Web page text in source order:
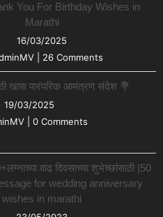
You For Birthday Wishes in
Marathi
16/03/2025
26 Comments
खास पारंपरिक आमंत्रण संदेश 💐
19/03/2025
| 0 Comments
वाढ दिवसाच्या शुभेच्छांसाठी |50
for wedding anniversary
wishes in marathi